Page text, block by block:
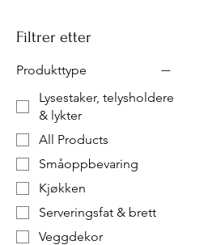
Filtrer etter
Produkttype
Lysestaker, telysholdere
& lykter
All Products
Småoppbevaring
Kjøkken
Serveringsfat & brett
Veggdekor